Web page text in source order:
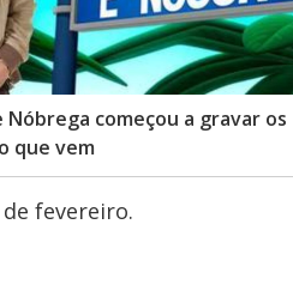
começou a gravar os
que vem
fevereiro.